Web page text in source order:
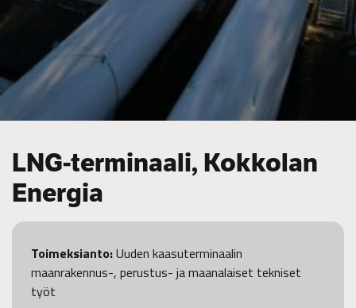
LNG-terminaali, Kokkolan
Energia
Toimeksianto:Uuden kaasuterminaalin
maanrakennus-, perustus- ja maanalaiset tekniset
työt